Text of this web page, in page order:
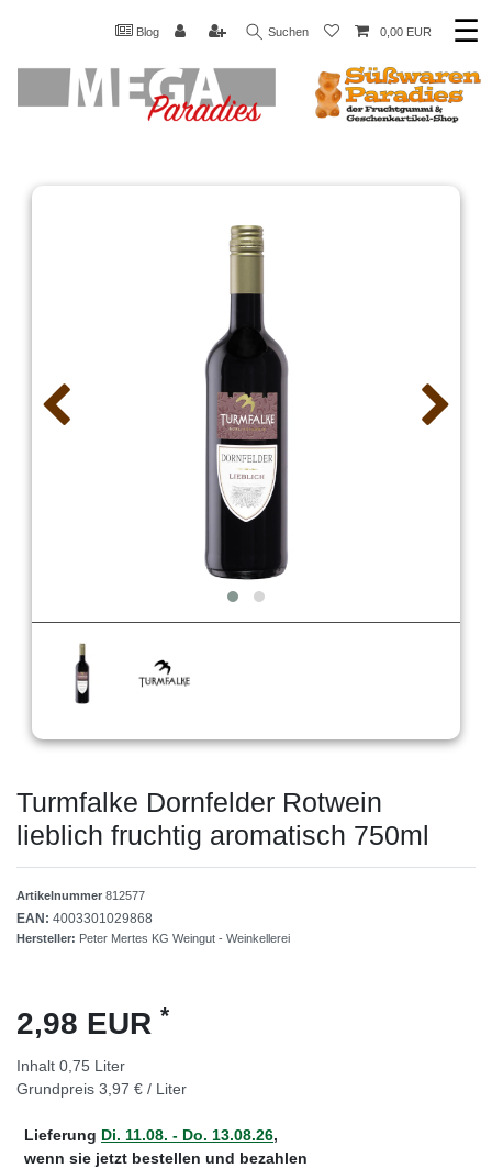
Blog Suchen 0,00 EUR ☰
Turmfalke Dornfelder Rotwein
lieblich fruchtig aromatisch 750ml
Artikelnummer 812577
EAN: 4003301029868
Hersteller: Peter Mertes KG Weingut - Weinkellerei
2,98 EUR *
Inhalt 0,75 Liter
Grundpreis 3,97 € / Liter
Lieferung Di. 11.08. - Do. 13.08.26,
wenn sie jetzt bestellen und bezahlen